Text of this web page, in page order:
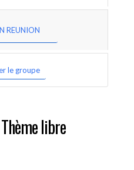
REUNION
le groupe
libre